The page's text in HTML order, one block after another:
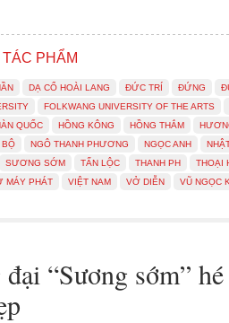
TÁC PHẨM
DẠ CỔ HOÀI LANG ĐỨC TRÍ ĐỨNG
FOLKWANG UNIVERSITY OF THE ARTS
QUỐC HỒNG KÔNG HỒNG THẮM
BỘ NGÔ THANH PHƯƠNG NGỌC ANH
SƯƠNG SỚM TẤN LỘC THANH PH
THOẠI
MÁY PHÁT VIỆT NAM VỞ DIỄN VŨ NGỌC
“Sương sớm”